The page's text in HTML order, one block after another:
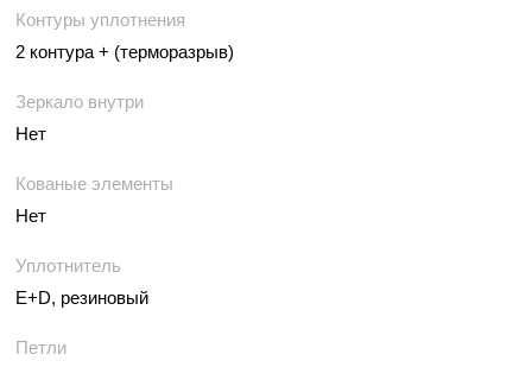
Контуры уплотнения
2 контура + (терморазрыв)
Зеркало внутри
Нет
Кованые элементы
Нет
Уплотнитель
E+D, резиновый
Петли